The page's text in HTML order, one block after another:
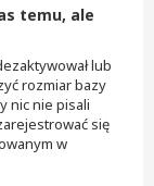
temu, ale
lub
rozmiar bazy
nic nie pisali
się
w